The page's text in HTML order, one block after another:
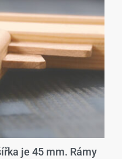
je 45 mm. Rámy